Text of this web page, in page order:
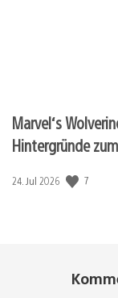
Marvel‘s
Hintergründe
Veröffentlichungsdatum:
24. Jul 2026 7